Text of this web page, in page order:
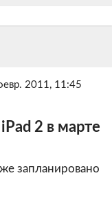
2011, 11:45
2 в марте
запланировано